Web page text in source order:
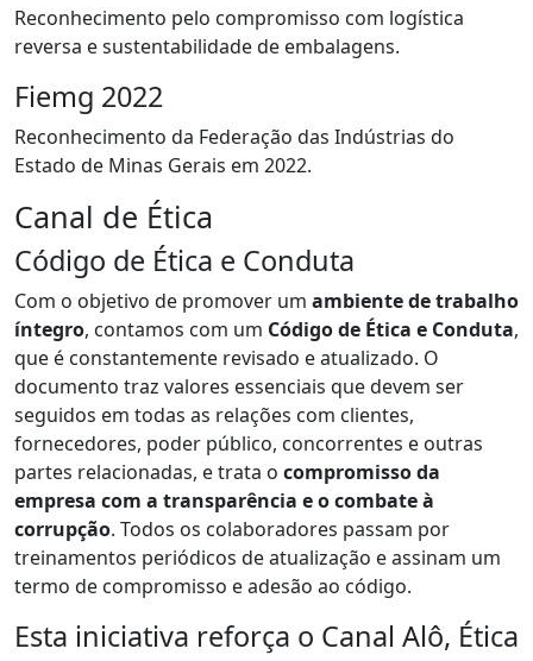
Reconhecimento pelo compromisso com logística
reversa e sustentabilidade de embalagens.
Fiemg 2022
Reconhecimento da Federação das Indústrias do
Estado de Minas Gerais em 2022.
Canal de Ética
Código de Ética e Conduta
Com o objetivo de promover um ambiente de trabalho
íntegro, contamos com um Código de Ética e Conduta,
que é constantemente revisado e atualizado. O
documento traz valores essenciais que devem ser
seguidos em todas as relações com clientes,
fornecedores, poder público, concorrentes e outras
partes relacionadas, e trata o compromisso da
empresa com a transparência e o combate à
corrupção. Todos os colaboradores passam por
treinamentos periódicos de atualização e assinam um
termo de compromisso e adesão ao código.
Esta iniciativa reforça o Canal Alô, Ética